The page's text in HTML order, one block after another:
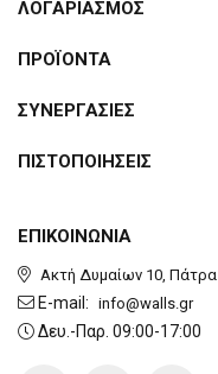
ΕΠΙΚΟΙΝΩΝΙΑ
Ακτή Δυμαίων 10, Πάτρα
E-mail: info@walls.gr
Δευ.-Παρ. 09:00-17:00
ΛΟΓΑΡΙΑΣΜΟΣ
ΠΡΟΪΟΝΤΑ
ΣΥΝΕΡΓΑΣΙΕΣ
ΠΙΣΤΟΠΟΙΗΣΕΙΣ